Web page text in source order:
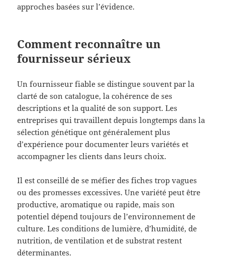
approches basées sur l’évidence.
Comment reconnaître un
fournisseur sérieux
Un fournisseur fiable se distingue souvent par la
clarté de son catalogue, la cohérence de ses
descriptions et la qualité de son support. Les
entreprises qui travaillent depuis longtemps dans la
sélection génétique ont généralement plus
d’expérience pour documenter leurs variétés et
accompagner les clients dans leurs choix.
Il est conseillé de se méfier des fiches trop vagues
ou des promesses excessives. Une variété peut être
productive, aromatique ou rapide, mais son
potentiel dépend toujours de l’environnement de
culture. Les conditions de lumière, d’humidité, de
nutrition, de ventilation et de substrat restent
déterminantes.